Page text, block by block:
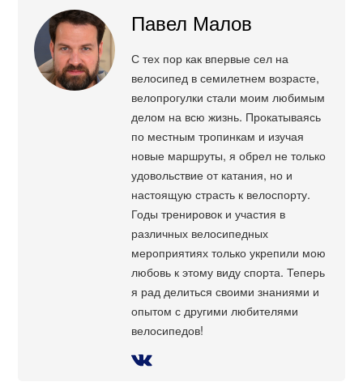
Павел Малов
С тех пор как впервые сел на
велосипед в семилетнем возрасте,
велопрогулки стали моим любимым
делом на всю жизнь. Прокатываясь
по местным тропинкам и изучая
новые маршруты, я обрел не только
удовольствие от катания, но и
настоящую страсть к велоспорту.
Годы тренировок и участия в
различных велосипедных
мероприятиях только укрепили мою
любовь к этому виду спорта. Теперь
я рад делиться своими знаниями и
опытом с другими любителями
велосипедов!